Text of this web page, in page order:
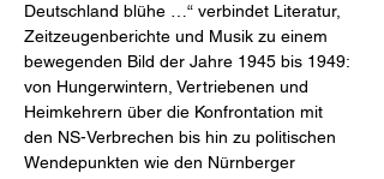
Deutschland blühe …“ verbindet Literatur,
Zeitzeugenberichte und Musik zu einem
bewegenden Bild der Jahre 1945 bis 1949:
von Hungerwintern, Vertriebenen und
Heimkehrern über die Konfrontation mit
den NS-Verbrechen bis hin zu politischen
Wendepunkten wie den Nürnberger